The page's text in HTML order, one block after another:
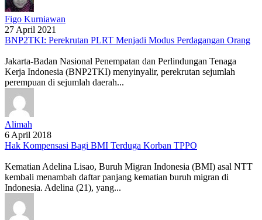
Figo Kurniawan
27 April 2021
BNP2TKI: Perekrutan PLRT Menjadi Modus Perdagangan Orang
Jakarta-Badan Nasional Penempatan dan Perlindungan Tenaga
Kerja Indonesia (BNP2TKI) menyinyalir, perekrutan sejumlah
perempuan di sejumlah daerah...
Alimah
6 April 2018
Hak Kompensasi Bagi BMI Terduga Korban TPPO
Kematian Adelina Lisao, Buruh Migran Indonesia (BMI) asal NTT
kembali menambah daftar panjang kematian buruh migran di
Indonesia. Adelina (21), yang...